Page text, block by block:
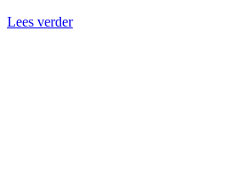
Lees verder